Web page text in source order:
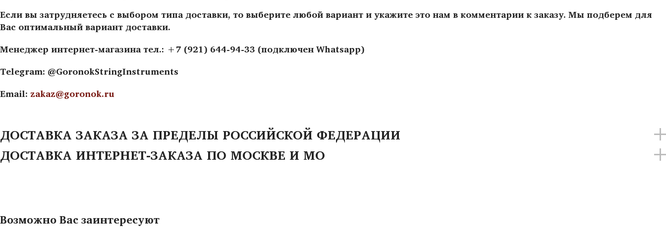
Если вы затрудняетесь с выбором типа доставки, то выберите любой вариант и укажите это нам в комментарии к заказу. Мы подберем для
Вас оптимальный вариант доставки.
Менеджер интернет-магазина тел.: +7 (921) 644-94-33 (подключен Whatsapp)
Telegram: @GoronokStringInstruments
Email: zakaz@goronok.ru
ДОСТАВКА ЗАКАЗА ЗА ПРЕДЕЛЫ РОССИЙСКОЙ ФЕДЕРАЦИИ
ДОСТАВКА ИНТЕРНЕТ-ЗАКАЗА ПО МОСКВЕ И МО
Возможно Вас заинтересуют